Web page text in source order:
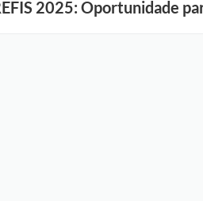
2025: Oportunidade